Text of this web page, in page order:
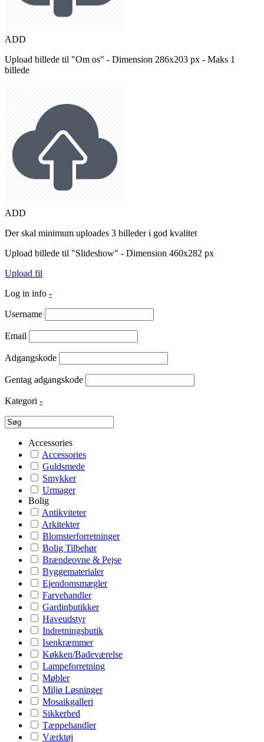
ADD
Upload billede til "Om os" - Dimension 286x203 px - Maks 1
billede
ADD
Der skal minimum uploades 3 billeder i god kvalitet
Upload billede til "Slideshow" - Dimension 460x282 px
Upload fil
Log in info -
Username
Email
Adgangskode
Gentag adgangskode
Kategori -
Accessories
Accessories
Guldsmede
Smykker
Urmager
Bolig
Antikviteter
Arkitekter
Blomsterforretninger
Bolig Tilbehør
Brændeovne & Pejse
Byggematerialer
Ejendomsmægler
Farvehandler
Gardinbutikker
Haveudstyr
Indretningsbutik
Isenkræmmer
Køkken/Badeværelse
Lampeforretning
Møbler
Miljø Løsninger
Mosaikgalleri
Sikkerhed
Tæppehandler
Værktøj